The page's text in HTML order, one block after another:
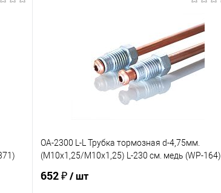
OA-2300 L-L Трубка тормозная d-4,75мм.
(М10х1,25/М10х1,25) L-230 см. медь (WP-164)
652 ₽/ шт